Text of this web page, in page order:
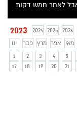
לאחר חמש דקות
2023 2024 2025
2026
ינו
פבר מרץ אפר מאי
1
2 3 4 5
17
18 19 20 21